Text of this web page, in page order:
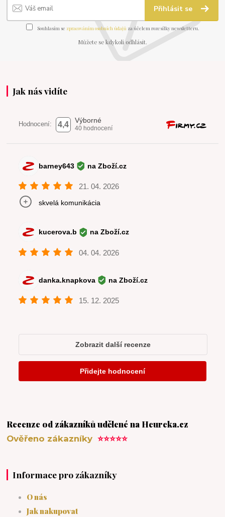
Přihlásit se
Souhlasím se zpracováním osobních údajů za účelem rozesílky newsletteru.
Můžete se kdykoli odhlásit.
Jak nás vidíte
Recenze od zákazníků udělené na Heureka.cz
Ověřeno zákazníky⭐⭐⭐⭐⭐
Informace pro zákazníky
O nás
Jak nakupovat